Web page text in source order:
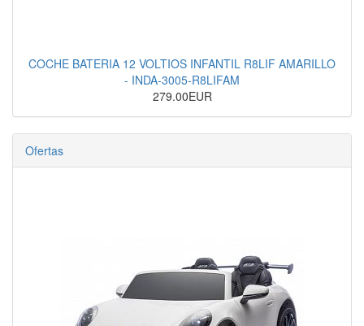
COCHE BATERIA 12 VOLTIOS INFANTIL R8LIF AMARILLO
- INDA-3005-R8LIFAM
279.00EUR
Ofertas